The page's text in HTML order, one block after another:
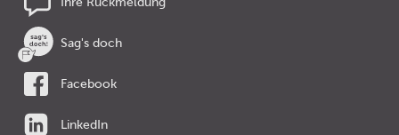
Sag's doch
Facebook
LinkedIn